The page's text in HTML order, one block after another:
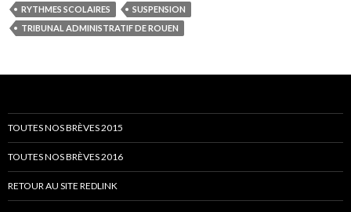
RYTHMES SCOLAIRES
SUSPENSION
TRIBUNAL ADMINISTRATIF DE ROUEN
TOUTES NOS BRÈVES 2015
TOUTES NOS BRÈVES 2016
RETOUR AU SITE REDLINK